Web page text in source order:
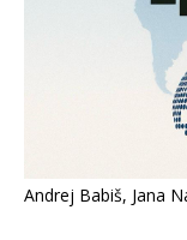
Andrej Babiš, Jana